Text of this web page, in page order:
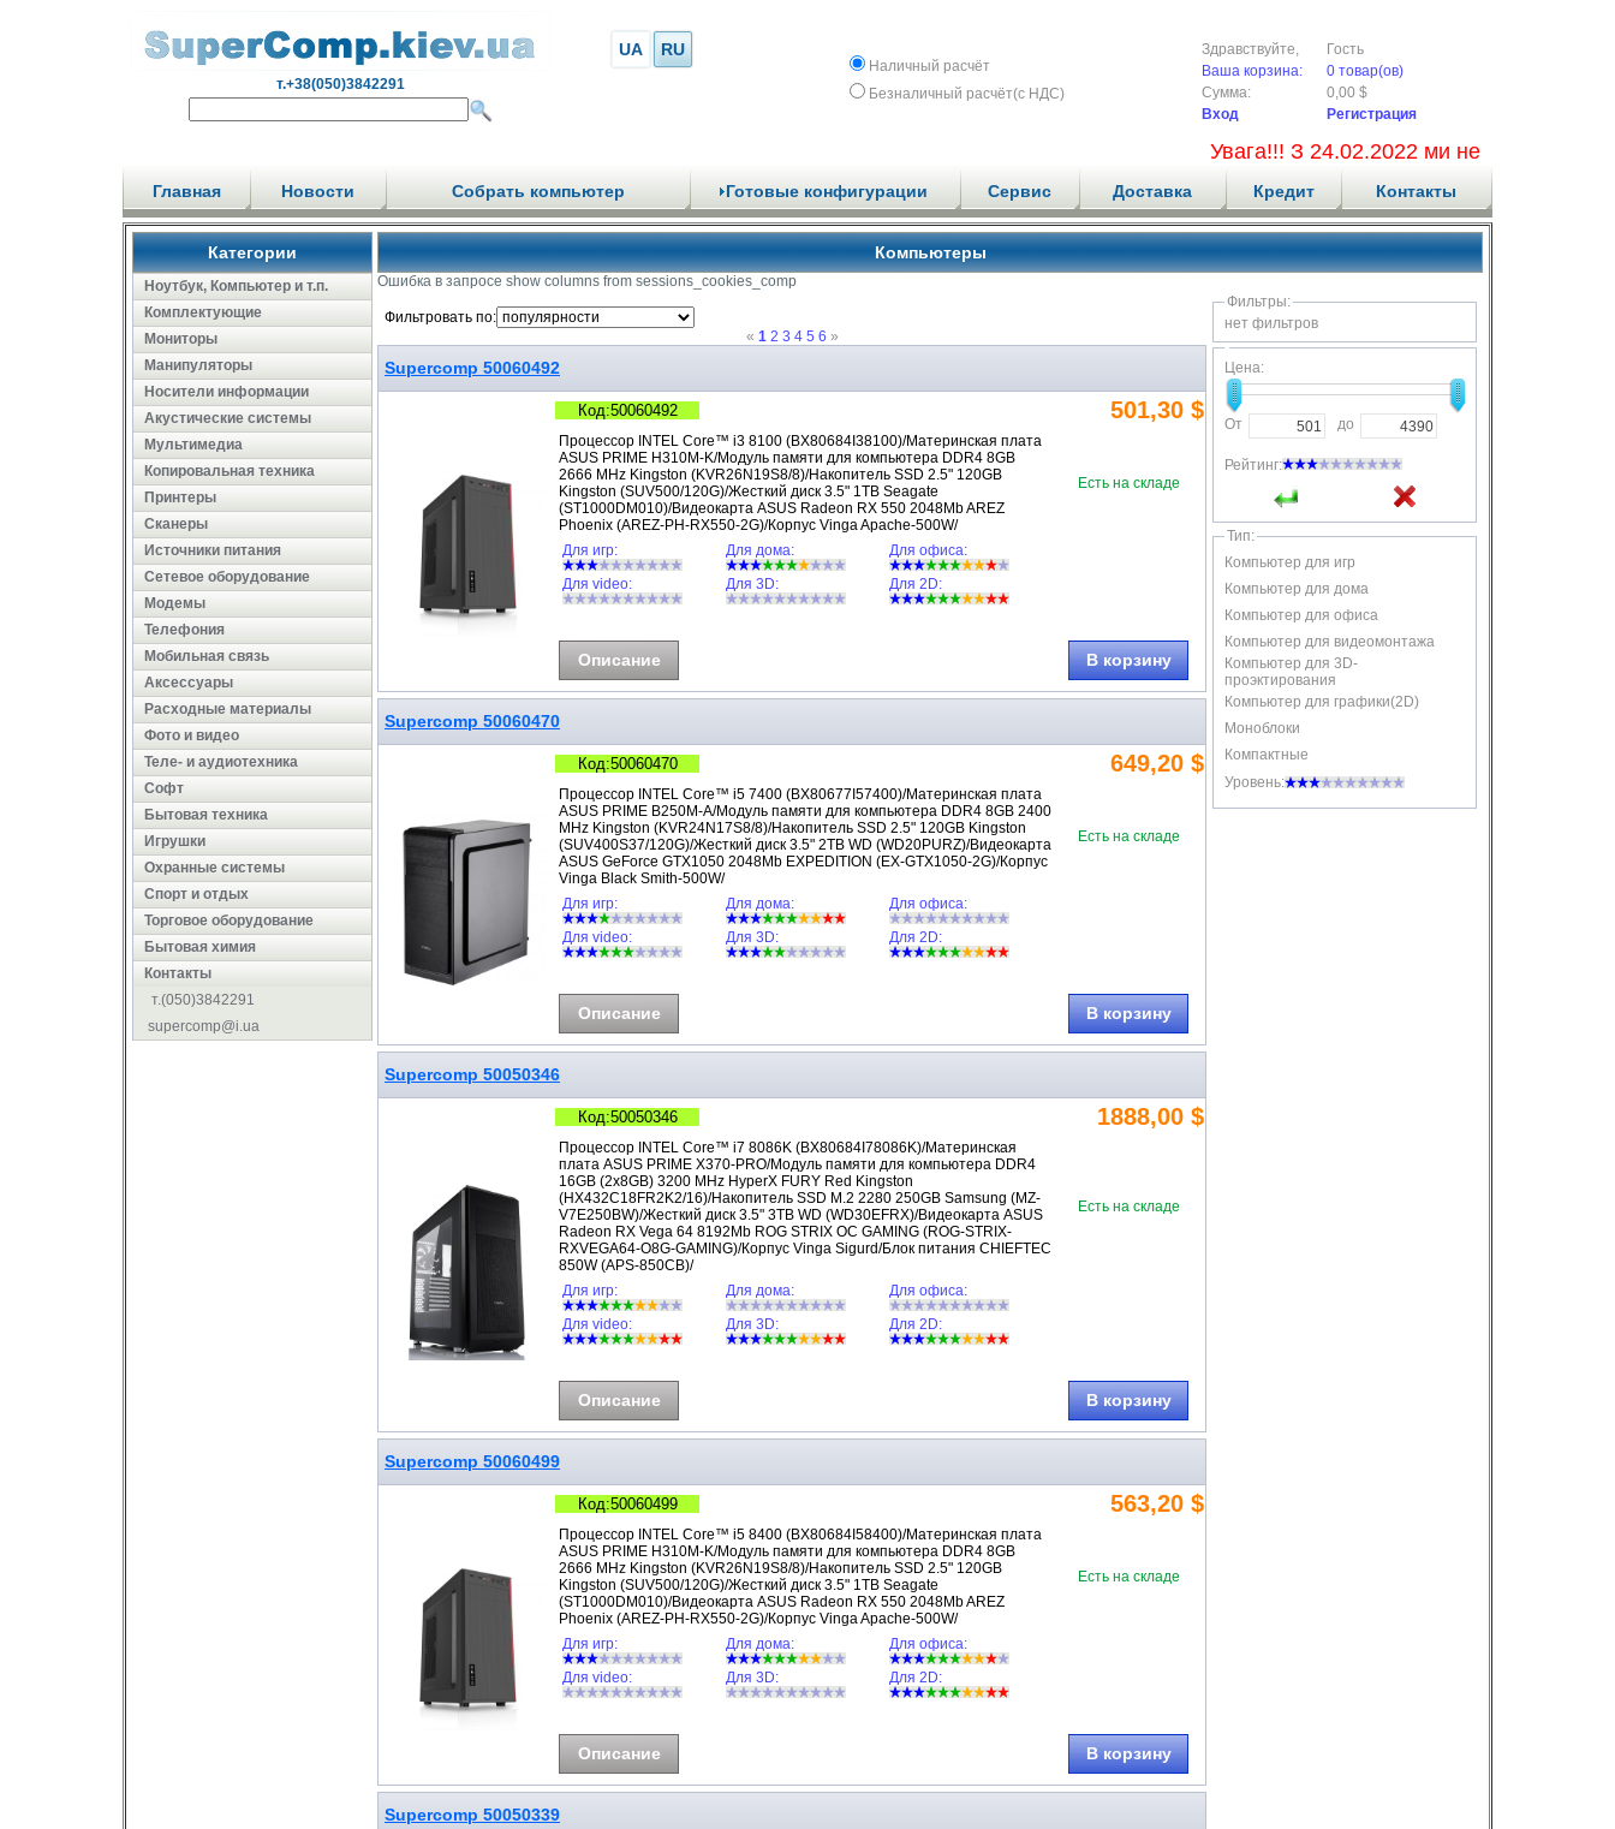
т.+38(050)3842291
UA RU
Наличный расчёт
Безналичный расчёт(с НДС)
Здравствуйте,
Гость
Ваша корзина:
0 товар(ов)
Сумма:
0,00 $
Вход
Регистрация
Увага!!! З 24.02.2022 ми не приймаємо нові
Главная Новости Собрать компьютер Готовые конфигурации Сервис Доставка Кредит Контакты
Категории
Ноутбук, Компьютер и т.п.
Комплектующие
Мониторы
Манипуляторы
Носители информации
Акустические системы
Мультимедиа
Копировальная техника
Принтеры
Сканеры
Источники питания
Сетевое оборудование
Модемы
Телефония
Мобильная связь
Аксессуары
Расходные материалы
Фото и видео
Теле- и аудиотехника
Софт
Бытовая техника
Игрушки
Охранные системы
Cпорт и отдых
Торговое оборудование
Бытовая химия
Контакты
т.(050)3842291
supercomp@i.ua
Компьютеры
Ошибка в запросе show columns from sessions_cookies_comp
Фильтровать по:
« 1 2 3 4 5 6 »
Supercomp 50060492
Код:50060492 501,30 $
Процессор INTEL Core™ i3 8100 (BX80684I38100)/Материнская плата
ASUS PRIME H310M-K/Модуль памяти для компьютера DDR4 8GB
2666 MHz Kingston (KVR26N19S8/8)/Накопитель SSD 2.5" 120GB
Kingston (SUV500/120G)/Жесткий диск 3.5" 1TB Seagate
(ST1000DM010)/Видеокарта ASUS Radeon RX 550 2048Mb AREZ
Phoenix (AREZ-PH-RX550-2G)/Корпус Vinga Apache-500W/
Есть на складе
Для игр: Для дома:
Для офиса:
Для video:
Для 3D: Для 2D:
Описание В корзину
Supercomp 50060470
Код:50060470 649,20 $
Процессор INTEL Core™ i5 7400 (BX80677I57400)/Материнская плата
ASUS PRIME B250M-A/Модуль памяти для компьютера DDR4 8GB 2400
MHz Kingston (KVR24N17S8/8)/Накопитель SSD 2.5" 120GB Kingston
(SUV400S37/120G)/Жесткий диск 3.5" 2TB WD (WD20PURZ)/Видеокарта
ASUS GeForce GTX1050 2048Mb EXPEDITION (EX-GTX1050-2G)/Корпус
Vinga Black Smith-500W/
Есть на складе
Для игр: Для дома:
Для офиса:
Для video:
Для 3D: Для 2D:
Описание В корзину
Supercomp 50050346
Код:50050346 1888,00 $
Процессор INTEL Core™ i7 8086K (BX80684I78086K)/Материнская
плата ASUS PRIME X370-PRO/Модуль памяти для компьютера DDR4
16GB (2x8GB) 3200 MHz HyperX FURY Red Kingston
(HX432C18FR2K2/16)/Накопитель SSD M.2 2280 250GB Samsung (MZ-
V7E250BW)/Жесткий диск 3.5" 3TB WD (WD30EFRX)/Видеокарта ASUS
Radeon RX Vega 64 8192Mb ROG STRIX OC GAMING (ROG-STRIX-
RXVEGA64-O8G-GAMING)/Корпус Vinga Sigurd/Блок питания CHIEFTEC
850W (APS-850CB)/
Есть на складе
Для игр: Для дома:
Для офиса:
Для video:
Для 3D: Для 2D:
Описание В корзину
Supercomp 50060499
Код:50060499 563,20 $
Процессор INTEL Core™ i5 8400 (BX80684I58400)/Материнская плата
ASUS PRIME H310M-K/Модуль памяти для компьютера DDR4 8GB
2666 MHz Kingston (KVR26N19S8/8)/Накопитель SSD 2.5" 120GB
Kingston (SUV500/120G)/Жесткий диск 3.5" 1TB Seagate
(ST1000DM010)/Видеокарта ASUS Radeon RX 550 2048Mb AREZ
Phoenix (AREZ-PH-RX550-2G)/Корпус Vinga Apache-500W/
Есть на складе
Для игр: Для дома:
Для офиса:
Для video:
Для 3D: Для 2D:
Описание В корзину
Supercomp 50050339
Фильтры:
нет фильтров
Цена:
От до
Рейтинг:
Тип:
Компьютер для игр
Компьютер для дома
Компьютер для офиса
Компьютер для видеомонтажа
Компьютер для 3D-
проэктирования
Компьютер для графики(2D)
Моноблоки
Компактные
Уровень: